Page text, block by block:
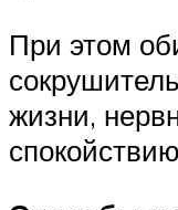
При этом
жизни,